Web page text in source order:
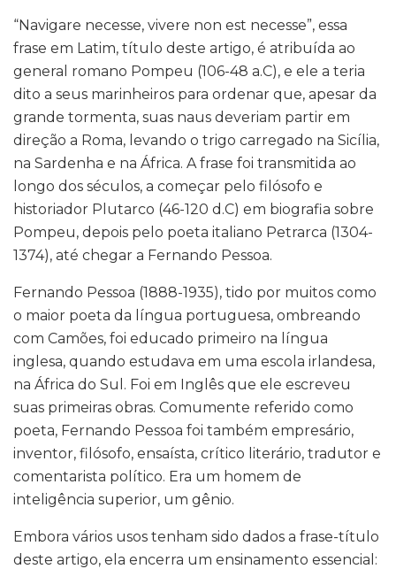
“Navigare necesse, vivere non est necesse”, essa
frase em Latim, título deste artigo, é atribuída ao
general romano Pompeu (106-48 a.C), e ele a teria
dito a seus marinheiros para ordenar que, apesar da
grande tormenta, suas naus deveriam partir em
direção a Roma, levando o trigo carregado na Sicília,
na Sardenha e na África. A frase foi transmitida ao
longo dos séculos, a começar pelo filósofo e
historiador Plutarco (46-120 d.C) em biografia sobre
Pompeu, depois pelo poeta italiano Petrarca (1304-
1374), até chegar a Fernando Pessoa.
Fernando Pessoa (1888-1935), tido por muitos como
o maior poeta da língua portuguesa, ombreando
com Camões, foi educado primeiro na língua
inglesa, quando estudava em uma escola irlandesa,
na África do Sul. Foi em Inglês que ele escreveu
suas primeiras obras. Comumente referido como
poeta, Fernando Pessoa foi também empresário,
inventor, filósofo, ensaísta, crítico literário, tradutor e
comentarista político. Era um homem de
inteligência superior, um gênio.
Embora vários usos tenham sido dados a frase-título
deste artigo, ela encerra um ensinamento essencial: